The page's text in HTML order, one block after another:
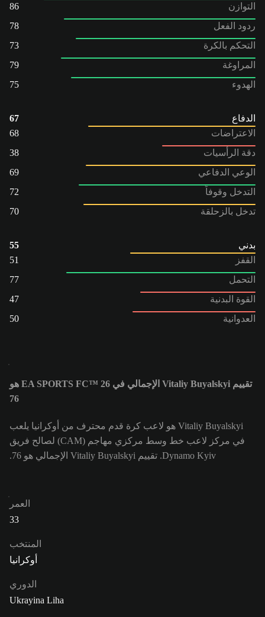
التوازن
86
ردود الفعل
78
التحكم بالكرة
73
المراوغة
79
الهدوء
75
الدفاع
67
الاعتراضات
68
دقة الرأسيات
38
الوعي الدفاعي
69
التدخل وقوفاً
72
تدخل بالزحلقة
70
بدني
55
القفز
51
التحمل
77
القوة البدنية
47
العدوانية
50
تقييم Vitaliy Buyalskyi الإجمالي في EA SPORTS FC™ 26 هو
76
Vitaliy Buyalskyi هو لاعب كرة قدم محترف من أوكرانيا يلعب
في مركز لاعب خط وسط مركزي مهاجم (CAM) لصالح فريق
Dynamo Kyiv. تقييم Vitaliy Buyalskyi الإجمالي هو 76.
العمر
33
المنتخب
أوكرانيا
الدوري
Ukrayina Liha